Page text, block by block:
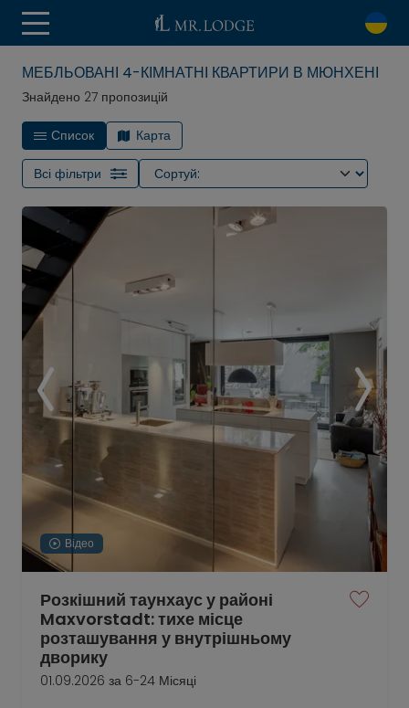
МЕБЛЬОВАНІ 4-КІМНАТНІ КВАРТИРИ В МЮНХЕНІ
Знайдено 27 пропозицій
Список Карта
Всі фільтри
Відео
Розкішний таунхаус у районі
Maxvorstadt: тихе місце
розташування у внутрішньому
дворику
01.09.2026 за 6-24 Місяці